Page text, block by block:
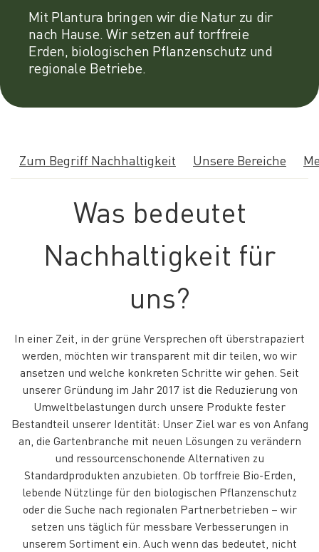
Mit Plantura bringen wir die Natur zu dir
nach Hause. Wir setzen auf torffreie
Erden, biologischen Pflanzenschutz und
regionale Betriebe.
Zum Begriff Nachhaltigkeit Unsere Bereiche
Was bedeutet
Nachhaltigkeit für
uns?
In einer Zeit, in der grüne Versprechen oft überstrapaziert
werden, möchten wir transparent mit dir teilen, wo wir
ansetzen und welche konkreten Schritte wir gehen. Seit
unserer Gründung im Jahr 2017 ist die Reduzierung von
Umweltbelastungen durch unsere Produkte fester
Bestandteil unserer Identität: Unser Ziel war es von Anfang
an, die Gartenbranche mit neuen Lösungen zu verändern
und ressourcenschonende Alternativen zu
Standardprodukten anzubieten. Ob torffreie Bio-Erden,
lebende Nützlinge für den biologischen Pflanzenschutz
oder die Suche nach regionalen Partnerbetrieben – wir
setzen uns täglich für messbare Verbesserungen in
unserem Sortiment ein. Auch wenn das bedeutet, nicht